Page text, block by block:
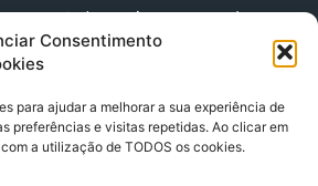
Consentimento
para ajudar a melhorar a sua experiência de
preferências e visitas repetidas. Ao clicar em
a utilização de TODOS os cookies.
contada, envie-nos agora!